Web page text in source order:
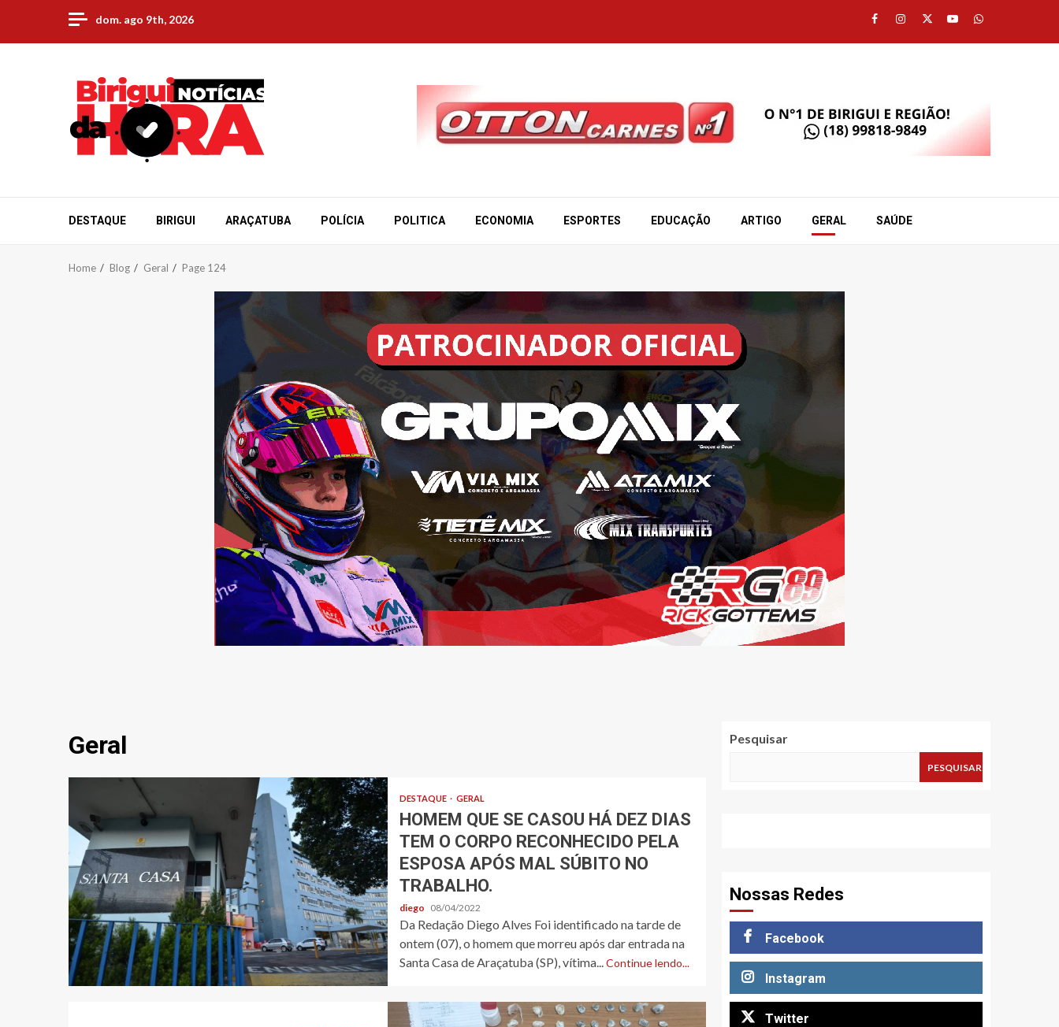
content
dom. ago 9th, 2026 Facebook
Instagram
TwitterYoutubeWhatsapp
DESTAQUE BIRIGUI ARAÇATUBA POLÍCIA POLITICA ECONOMIA ESPORTES EDUCAÇÃO ARTIGO GERAL SAÚDE
Home Blog Geral Page 124
Geral
DESTAQUE GERAL
HOMEM QUE SE CASOU HÁ DEZ DIAS
TEM O CORPO RECONHECIDO PELA
ESPOSA APÓS MAL SÚBITO NO
TRABALHO.
diego 08/04/2022
Da Redação Diego Alves Foi identificado na tarde de
ontem (07), o homem que morreu após dar entrada na
Santa Casa de Araçatuba (SP), vítima... Continue lendo...
Pesquisar
PESQUISAR
Nossas Redes
Facebook
Instagram
Twitter